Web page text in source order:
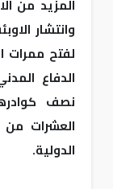
المزيد من
وانتشار
لفتح ممرات
الدفاع
نصف
العشرات من
الدولية.